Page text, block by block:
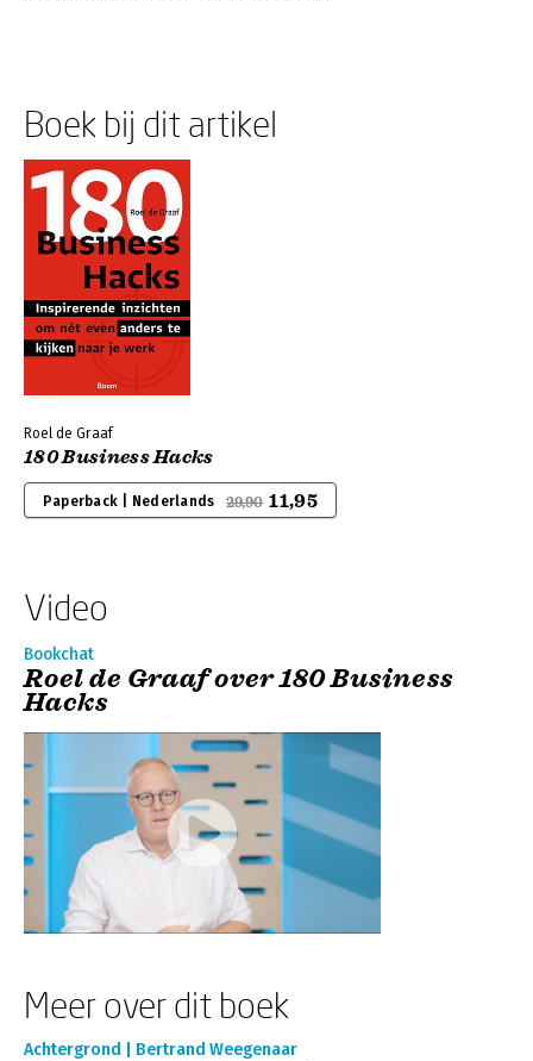
Boek bij dit artikel
Roel de Graaf
180 Business Hacks
Paperback | Nederlands 29,90 11,95
Video
Bookchat
Roel de Graaf over 180 Business
Hacks
Meer over dit boek
Achtergrond | Bertrand Weegenaar